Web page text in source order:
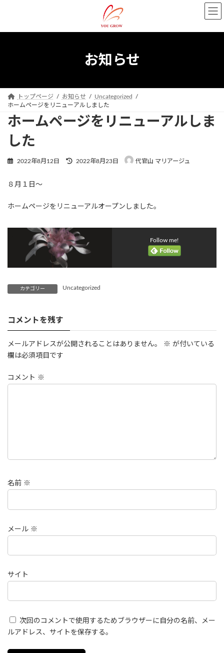
ッ
移
お知らせ
トップページ お知らせ
Uncategorized
ホームページをリニューアルしました
ホームページをリニューアルしま
した
2022年8月12日
最
時
2022年8月23日 代官山 マリアージュ
８月１日〜
ホームページをリニューアルオープンしました。
Follow me!
カテゴリー Uncategorized
コメントを残す
メールアドレスが公開されることはありません。 ※ が付いている
欄は必須項目です
コメント ※
名前 ※
メール ※
サイト
次回のコメントで使用するためブラウザーに自分の名前、メー
ルアドレス、サイトを保存する。